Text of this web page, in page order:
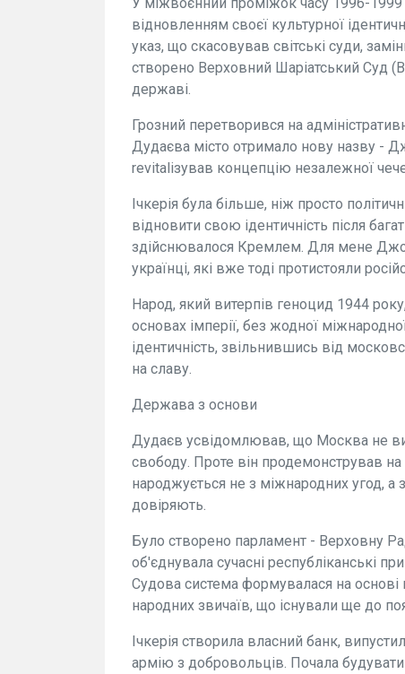
відновленням своєї культурної
указ, що скасовував світські суди,
створено Верховний Шаріатський Суд
державі.
Грозний перетворився на
Дудаєва місто отримало нову назву -
revitalізував концепцію незалежної
Ічкерія була більше, ніж просто
відновити свою ідентичність після
здійснювалося Кремлем. Для мене
українці, які вже тоді протистояли
Народ, який витерпів геноцид 1944
основах імперії, без жодної
ідентичність, звільнившись від
на славу.
Держава з основи
Дудаєв усвідомлював, що Москва не
свободу. Проте він продемонстрував
народжується не з міжнародних угод, а
довіряють.
Було створено парламент - Верховну
об'єднувала сучасні республіканські
Судова система формувалася на основі
народних звичаїв, що існували ще до
Ічкерія створила власний банк,
армію з добровольців. Почала